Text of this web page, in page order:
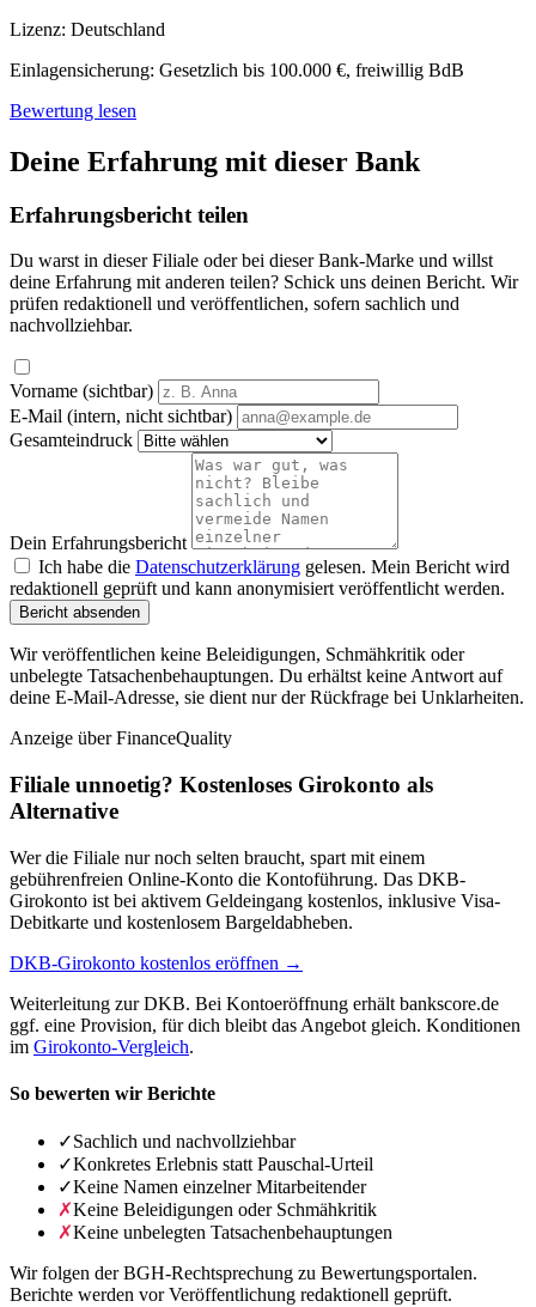
Lizenz: Deutschland
Einlagensicherung: Gesetzlich bis 100.000 €, freiwillig BdB
Bewertung lesen
Deine Erfahrung mit dieser Bank
Erfahrungsbericht teilen
Du warst in dieser Filiale oder bei dieser Bank-Marke und willst
deine Erfahrung mit anderen teilen? Schick uns deinen Bericht. Wir
prüfen redaktionell und veröffentlichen, sofern sachlich und
nachvollziehbar.
Vorname (sichtbar)
E-Mail (intern, nicht sichtbar)
Gesamteindruck
Dein Erfahrungsbericht
Ich habe die Datenschutzerklärung gelesen. Mein Bericht wird
redaktionell geprüft und kann anonymisiert veröffentlicht werden.
Bericht absenden
Wir veröffentlichen keine Beleidigungen, Schmähkritik oder
unbelegte Tatsachenbehauptungen. Du erhältst keine Antwort auf
deine E-Mail-Adresse, sie dient nur der Rückfrage bei Unklarheiten.
Anzeige über FinanceQuality
Filiale unnoetig? Kostenloses Girokonto als
Alternative
Wer die Filiale nur noch selten braucht, spart mit einem
gebührenfreien Online-Konto die Kontoführung. Das DKB-
Girokonto ist bei aktivem Geldeingang kostenlos, inklusive Visa-
Debitkarte und kostenlosem Bargeldabheben.
DKB-Girokonto kostenlos eröffnen →
Weiterleitung zur DKB. Bei Kontoeröffnung erhält bankscore.de
ggf. eine Provision, für dich bleibt das Angebot gleich. Konditionen
im Girokonto-Vergleich.
So bewerten wir Berichte
✓Sachlich und nachvollziehbar
✓Konkretes Erlebnis statt Pauschal-Urteil
✓Keine Namen einzelner Mitarbeitender
✗Keine Beleidigungen oder Schmähkritik
✗Keine unbelegten Tatsachenbehauptungen
Wir folgen der BGH-Rechtsprechung zu Bewertungsportalen.
Berichte werden vor Veröffentlichung redaktionell geprüft.